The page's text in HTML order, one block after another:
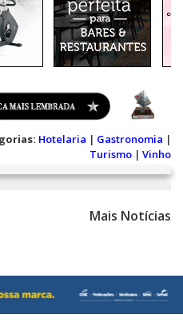
Hotelaria | Gastronomia |
Turismo | Vinho
Mais Notícias